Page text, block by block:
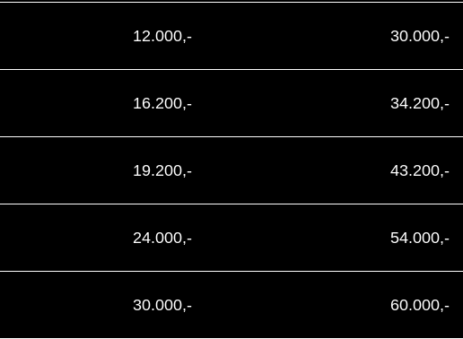
12.000,- 30.000,-
16.200,- 34.200,-
19.200,- 43.200,-
24.000,- 54.000,-
30.000,- 60.000,-